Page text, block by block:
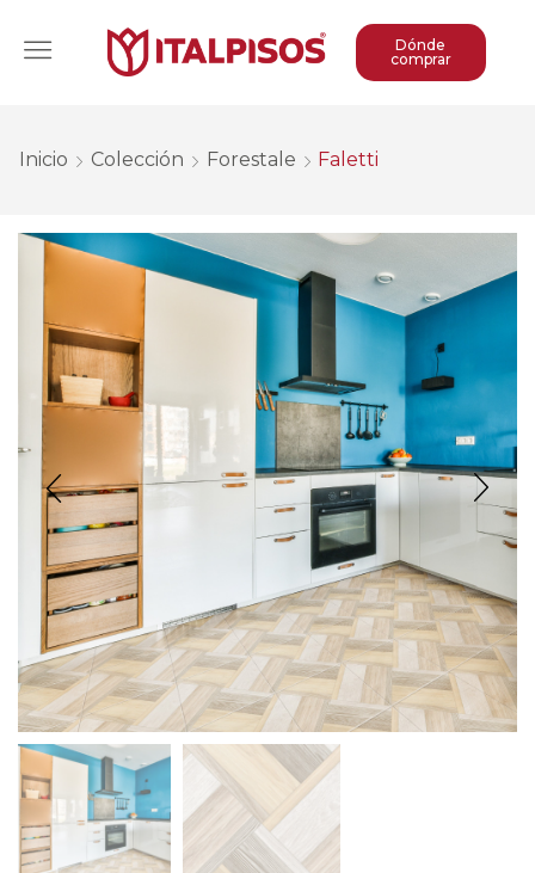
Dónde
comprar
Inicio Colección Forestale Faletti